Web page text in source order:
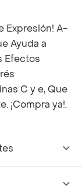
Expresión! A-
Ayuda a
Efectos
C y e, Que
¡Compra ya!.